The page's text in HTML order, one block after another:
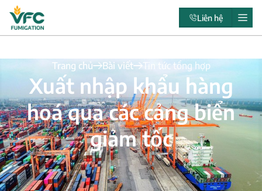
Liên hệ
Trang chủ Bài viết Tin tức tổng hợp
Xuất nhập khẩu hàng
hoá qua các cảng biển
giảm tốc